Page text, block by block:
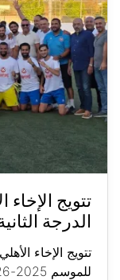
تتويج
الدرجة الثانية
تتويج الإخاء
للموسم 2025-2026 ...